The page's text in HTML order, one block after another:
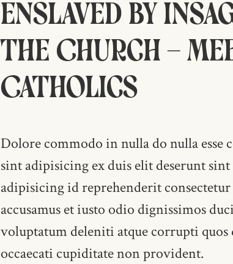
Enslaved by
the Church —
Catholics
Dolore commodo in nulla do nulla
sint adipisicing ex duis elit deserunt
adipisicing id reprehenderit
accusamus et iusto odio dignissimos
voluptatum deleniti atque corrupti quos
occaecati cupiditate non provident.